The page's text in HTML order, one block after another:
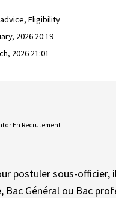
Eligibility
2026 20:19
2026 21:01
En Recrutement
postuler sous-
Bac Général ou Bac